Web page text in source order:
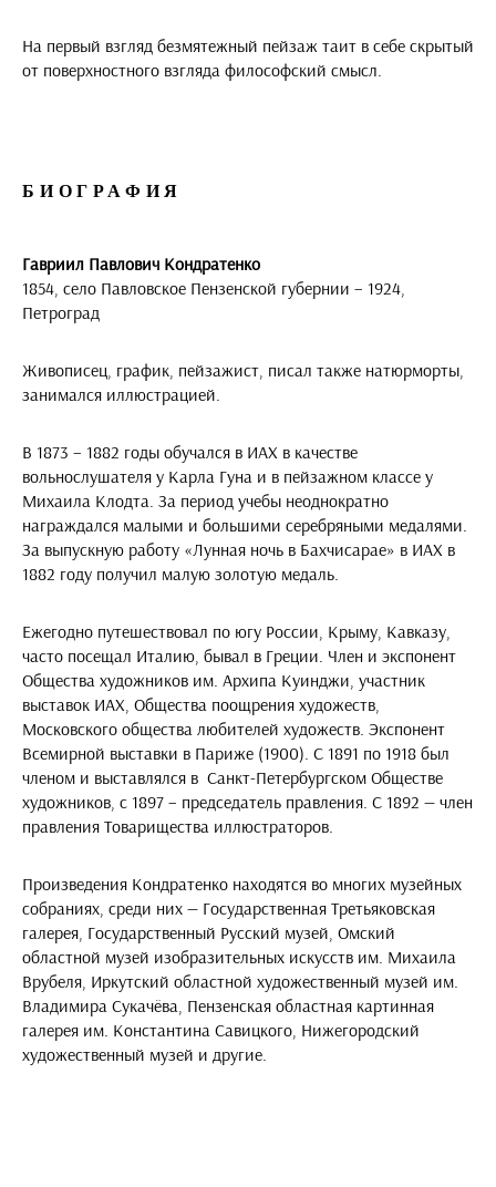
На первый взгляд безмятежный пейзаж таит в себе скрытый
от поверхностного взгляда философский смысл.
БИОГРАФИЯ
Гавриил Павлович Кондратенко
1854, село Павловское Пензенской губернии – 1924,
Петроград
Живописец, график, пейзажист, писал также натюрморты,
занимался иллюстрацией.
В 1873 – 1882 годы обучался в ИАХ в качестве
вольнослушателя у Карла Гуна и в пейзажном классе у
Михаила Клодта. За период учебы неоднократно
награждался малыми и большими серебряными медалями.
За выпускную работу «Лунная ночь в Бахчисарае» в ИАХ в
1882 году получил малую золотую медаль.
Ежегодно путешествовал по югу России, Крыму, Кавказу,
часто посещал Италию, бывал в Греции. Член и экспонент
Общества художников им. Архипа Куинджи, участник
выставок ИАХ, Общества поощрения художеств,
Московского общества любителей художеств. Экспонент
Всемирной выставки в Париже (1900). С 1891 по 1918 был
членом и выставлялся в Санкт-Петербургском Обществе
художников, с 1897 – председатель правления. С 1892 — член
правления Товарищества иллюстраторов.
Произведения Кондратенко находятся во многих музейных
собраниях, среди них — Государственная Третьяковская
галерея, Государственный Русский музей, Омский
областной музей изобразительных искусств им. Михаила
Врубеля, Иркутский областной художественный музей им.
Владимира Сукачёва, Пензенская областная картинная
галерея им. Константина Савицкого, Нижегородский
художественный музей и другие.